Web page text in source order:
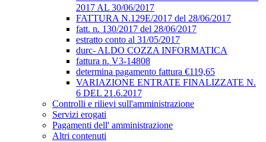
2017 AL 30/06/2017
FATTURA N.129E/2017 del 28/06/2017
fatt. n. 130/2017 del 28/06/2017
estratto conto al 31/05/2017
durc- ALDO COZZA INFORMATICA
fattura n. V3-14808
determina pagamento fattura €119,65
VARIAZIONE ENTRATE FINALIZZATE N.
6 DEL 21.6.2017
Controlli e rilievi sull'amministrazione
Servizi erogati
Pagamenti dell' amministrazione
Altri contenuti